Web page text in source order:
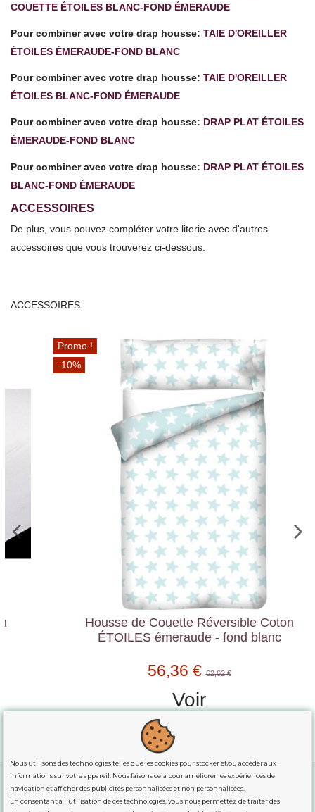
COUETTE ÉTOILES BLANC-FOND ÉMERAUDE
Pour combiner avec votre drap housse: TAIE D'OREILLER
ÉTOILES ÉMERAUDE-FOND BLANC
Pour combiner avec votre drap housse: TAIE D'OREILLER
ÉTOILES BLANC-FOND ÉMERAUDE
Pour combiner avec votre drap housse: DRAP PLAT ÉTOILES
ÉMERAUDE-FOND BLANC
Pour combiner avec votre drap housse: DRAP PLAT ÉTOILES
BLANC-FOND ÉMERAUDE
ACCESSOIRES
De plus, vous pouvez compléter votre literie avec d'autres
accessoires que vous trouverez ci-dessous.
ACCESSOIRES
Promo !
Housse de Couette Réversible Coton
ÉTOILES émeraude - fond blanc
56,36 €62,62 €
Voir
GUIDE DES TAILLES
Nous utilisons des technologies telles que les cookies pour stocker et/ou accéder aux
informations sur votre appareil. Nous faisons cela pour améliorer les expériences de
navigation et afficher des publicités personnalisées et non personnalisées.
En consentant à l'utilisation de ces technologies, vous nous permettez de traiter des